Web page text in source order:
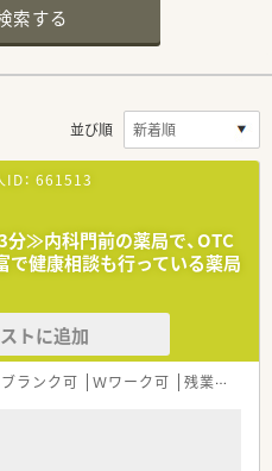
索する
並び順
： 661513
分≫内科門前の薬局で、OTC
で健康相談も行っている薬局
トに追加
ブランク可 Ｗワーク可 残業なし(ほぼなし含む)